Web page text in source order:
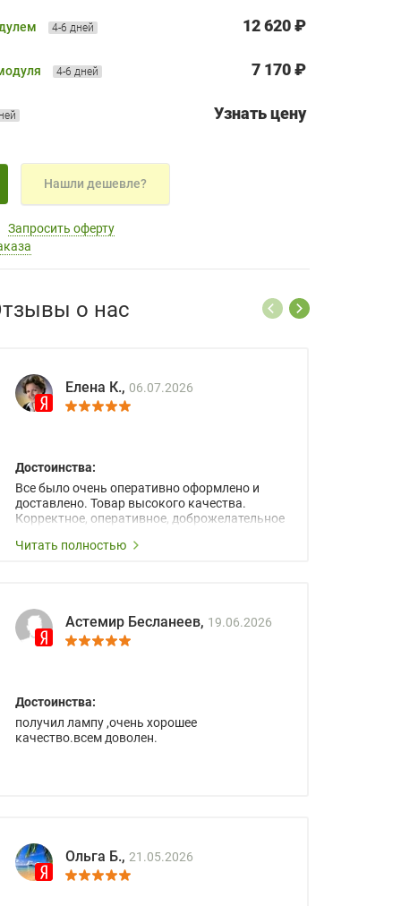
4-6 дней 12 620 ₽
4-6 дней 7 170 ₽
Узнать цену
Нашли дешевле?
Запросить оферту
о нас
Елена К., 06.07.2026
Достоинства:
Все было очень оперативно оформлено и
доставлено. Товар высокого качества.
Корректное, оперативное, доброжелательное
Читать полностью
Астемир Бесланеев, 19.06.2026
Достоинства:
получил лампу ,очень хорошее
качество.всем доволен.
Ольга Б., 21.05.2026